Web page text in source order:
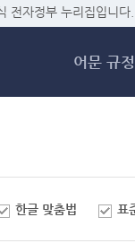
메
전자정부 누리집입니다.
어문 규정
한글 맞춤법 표